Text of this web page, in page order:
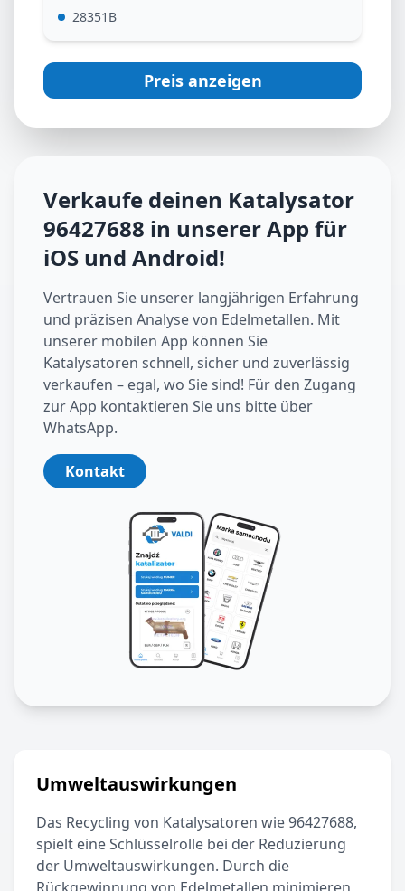
28351B
Preis anzeigen
Verkaufe deinen Katalysator
96427688 in unserer App für
iOS und Android!
Vertrauen Sie unserer langjährigen Erfahrung
und präzisen Analyse von Edelmetallen. Mit
unserer mobilen App können Sie
Katalysatoren schnell, sicher und zuverlässig
verkaufen – egal, wo Sie sind! Für den Zugang
zur App kontaktieren Sie uns bitte über
WhatsApp.
Kontakt
Umweltauswirkungen
Das Recycling von Katalysatoren wie96427688,
spielt eine Schlüsselrolle bei der Reduzierung
der Umweltauswirkungen. Durch die